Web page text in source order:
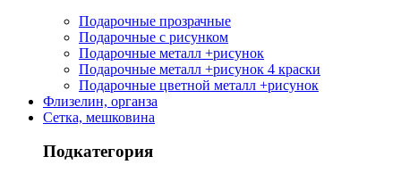
Подарочные прозрачные
Подарочные с рисунком
Подарочные металл +рисунок
Подарочные металл +рисунок 4 краски
Подарочные цветной металл +рисунок
Флизелин, органза
Сетка, мешковина
Подкатегория